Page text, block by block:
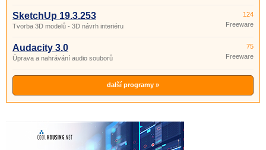
SketchUp 19.3.253
Tvorba 3D modelů - 3D návrh interiéru
124
Freeware
Audacity 3.0
Úprava a nahrávání audio souborů
75
Freeware
další programy »